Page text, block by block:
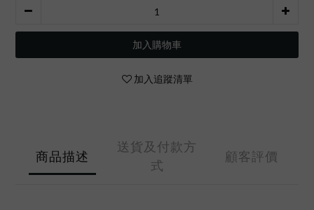
加入購物車
加入追蹤清單
商品描述
送貨及付款方
式
顧客評價